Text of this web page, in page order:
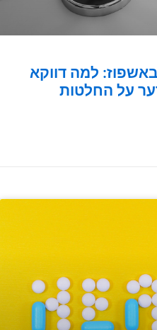
באשפוז: למה דווקא
על החלטות